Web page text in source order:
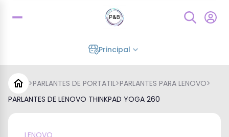
Principal
>PARLANTES DE PORTATIL>PARLANTES PARA LENOVO>
PARLANTES DE LENOVO THINKPAD YOGA 260
LENOVO